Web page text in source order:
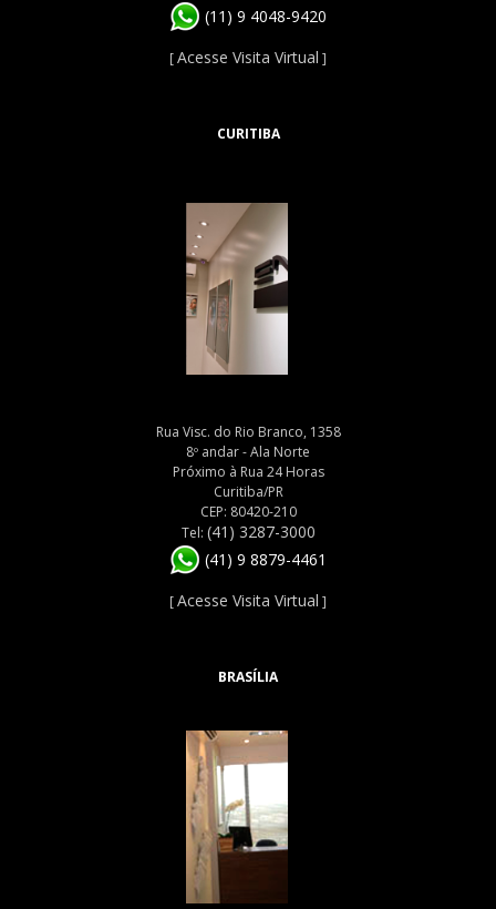
(11) 9 4048-9420
[Acesse Visita Virtual ]
CURITIBA
Rua Visc. do Rio Branco, 1358
8º andar - Ala Norte
Próximo à Rua 24 Horas
Curitiba/PR
CEP: 80420-210
Tel: (41) 3287-3000
(41) 9 8879-4461
[Acesse Visita Virtual ]
BRASÍLIA